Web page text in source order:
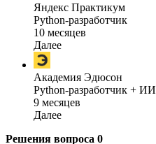
Яндекс Практикум
Python-разработчик
10 месяцев
Далее
Академия Эдюсон
Python-разработчик + ИИ
9 месяцев
Далее
Решения вопроса 0